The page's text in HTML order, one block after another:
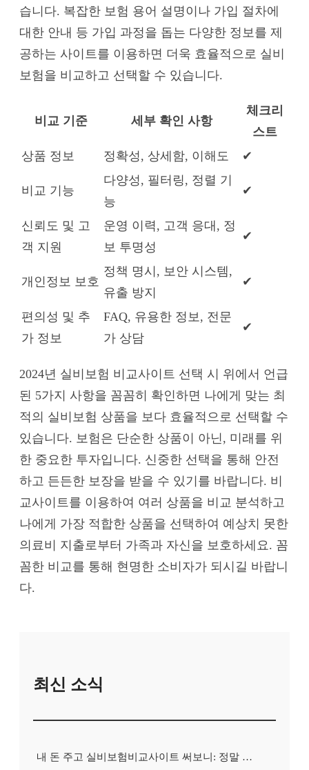
습니다. 복잡한 보험 용어 설명이나 가입 절차에
대한 안내 등 가입 과정을 돕는 다양한 정보를 제
공하는 사이트를 이용하면 더욱 효율적으로 실비
보험을 비교하고 선택할 수 있습니다.
비교 기준 세부 확인 사항
체크리
스트
상품 정보
정확성, 상세함, 이해도 ✔
비교 기능
다양성, 필터링, 정렬 기
능
✔
신뢰도 및 고
객 지원
운영 이력, 고객 응대, 정
보 투명성
✔
개인정보 보호
정책 명시, 보안 시스템,
유출 방지
✔
편의성 및 추
가 정보
FAQ, 유용한 정보, 전문
가 상담
✔
2024년 실비보험 비교사이트 선택 시 위에서 언급
된 5가지 사항을 꼼꼼히 확인하면 나에게 맞는 최
적의 실비보험 상품을 보다 효율적으로 선택할 수
있습니다. 보험은 단순한 상품이 아닌, 미래를 위
한 중요한 투자입니다. 신중한 선택을 통해 안전
하고 든든한 보장을 받을 수 있기를 바랍니다. 비
교사이트를 이용하여 여러 상품을 비교 분석하고
나에게 가장 적합한 상품을 선택하여 예상치 못한
의료비 지출로부터 가족과 자신을 보호하세요. 꼼
꼼한 비교를 통해 현명한 소비자가 되시길 바랍니
다.
최신 소식
내 돈 주고 실비보험비교사이트 써보니: 정말 보험료가 싸졌을까?